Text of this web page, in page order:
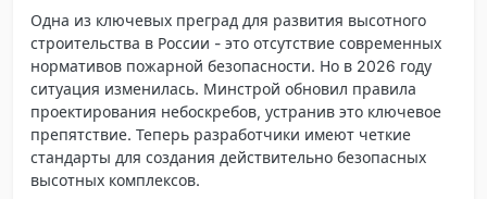
Одна из ключевых преград для развития высотного
строительства в России - это отсутствие современных
нормативов пожарной безопасности. Но в 2026 году
ситуация изменилась. Минстрой обновил правила
проектирования небоскребов, устранив это ключевое
препятствие. Теперь разработчики имеют четкие
стандарты для создания действительно безопасных
высотных комплексов.